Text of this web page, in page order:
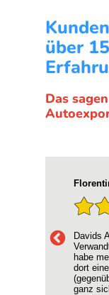
über
Das
D.
War
Käufer
absolut